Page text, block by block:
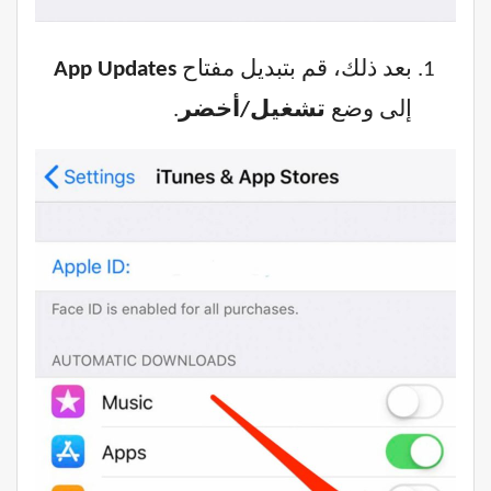
بعد ذلك، قم بتبديل مفتاح App Updates
إلى وضع تشغيل/أخضر .